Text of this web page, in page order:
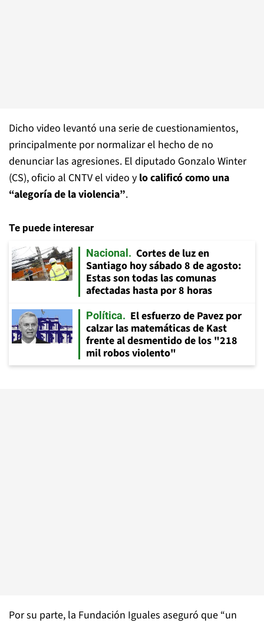
Dicho video levantó una serie de cuestionamientos,
principalmente por normalizar el hecho de no
denunciar las agresiones. El diputado Gonzalo Winter
(CS), oficio al CNTV el video y lo calificó como una
“alegoría de la violencia”.
Te puede interesar
Nacional
Cortes de luz en
Santiago hoy sábado 8 de agosto:
Estas son todas las comunas
afectadas hasta por 8 horas
Política
El esfuerzo de Pavez por
calzar las matemáticas de Kast
frente al desmentido de los "218
mil robos violento"
Por su parte, la Fundación Iguales aseguró que “un